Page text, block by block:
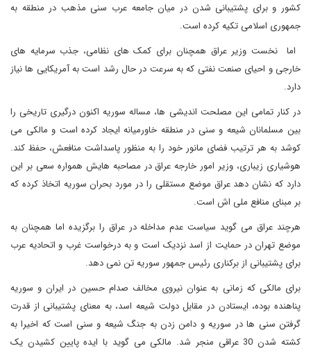
کشور و برای پشتیبانی شدن در میان جامعه عرب سنی مذهب در منطقه به
جمهوری اسلامی تکیه کرده است.
اما نخست وزیر عراق همچنان برای کمک های نظامی، جذب سرمایه های
خارجی و احیای صنعت نفتی که به سرعت در حال رشد است به آمریکایی ها نیاز
دارد.
در کنار تمامی این مصلحت اندیشی ها، مساله سوریه اکنون درگیری تاریخی را
بین مسلمانان شیعه و سنی در منطقه خاورمیانه ایجاد کرده است و مالکی می
کوشد به هر ترتیب فضای مانور خود را به منظور پاسداشت منافعش، حفظ کند.
هوشیاری زیباری، وزیر امور خارجه عراق در مصاحبه هایش همواره سعی بر این
دارد که نشان دهد عراق موضع مستقلی را در مورد بحران سوریه اتخاذ کرده که
بر مبنای منافع ملی اش است.
هرچند عراق می گوید سیاست عدم مداخله در عراق را برگزیده اما همچنان به
موضع تهران در حمایت از اسد نزدیک است و به درخواست غرب و اتحادیه عرب
برای پشتیبانی از برکناری رئیس جمهور سوریه تن نمی دهد.
برای مالکی که زمانی به عنوان نیروی مخالف صدام حسین در ایران و سوریه
پناهنده بوده، ایستادن در مقابل دولت شیعه اسد، به معنای پشتیبانی از قدرت
گرفتن سنی ها در سوریه و دامن زدن به جنگ شیعه و سنی است که اخیرا به
کشته شدن 30 عراقی منجر شد. مالکی می گوید با ایده پایین کشیدن یک